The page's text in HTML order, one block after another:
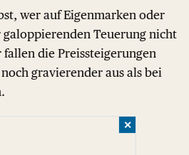
wer auf Eigenmarken oder
Teuerung nicht
die Preissteigerungen
gravierender aus als bei
✕